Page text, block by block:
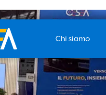
Chi siamo